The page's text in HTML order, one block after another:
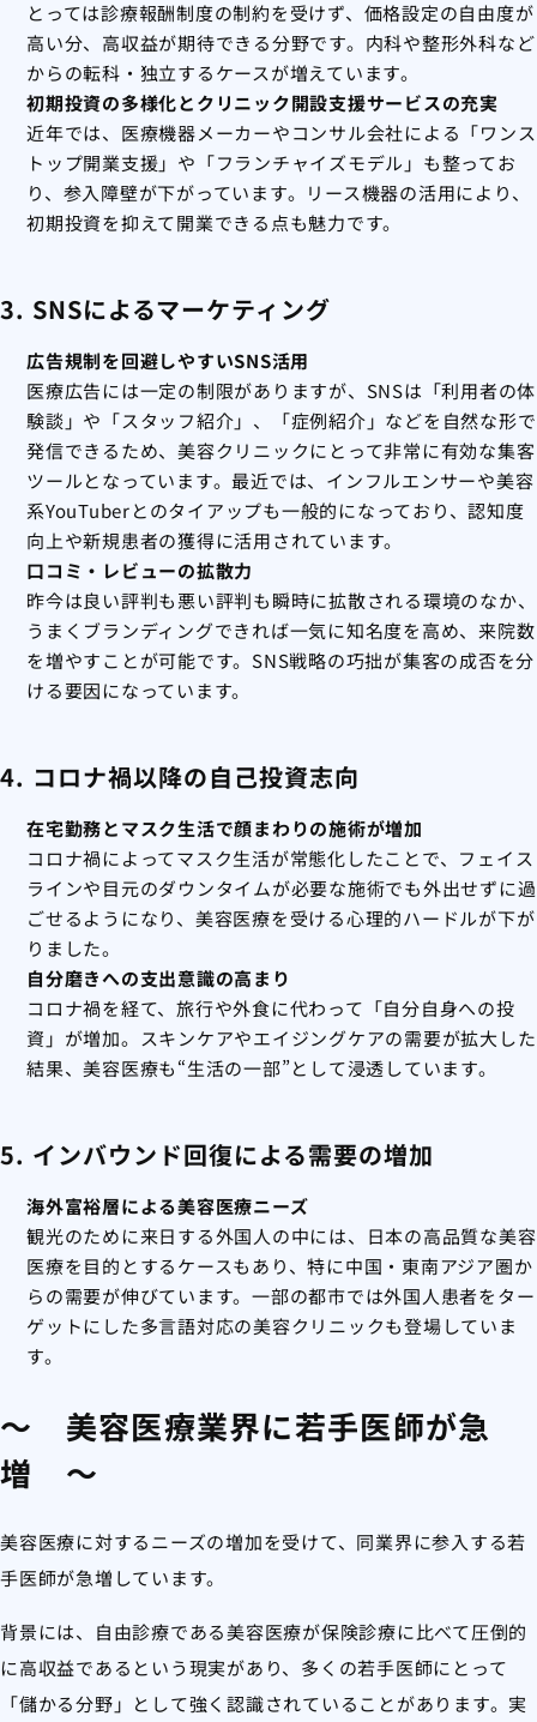
とっては診療報酬制度の制約を受けず、価格設定の自由度が
高い分、高収益が期待できる分野です。内科や整形外科など
からの転科・独立するケースが増えています。
初期投資の多様化とクリニック開設支援サービスの充実
近年では、医療機器メーカーやコンサル会社による「ワンス
トップ開業支援」や「フランチャイズモデル」も整ってお
り、参入障壁が下がっています。リース機器の活用により、
初期投資を抑えて開業できる点も魅力です。
3. SNSによるマーケティング
広告規制を回避しやすいSNS活用
医療広告には一定の制限がありますが、SNSは「利用者の体
験談」や「スタッフ紹介」、「症例紹介」などを自然な形で
発信できるため、美容クリニックにとって非常に有効な集客
ツールとなっています。最近では、インフルエンサーや美容
系YouTuberとのタイアップも一般的になっており、認知度
向上や新規患者の獲得に活用されています。
口コミ・レビューの拡散力
昨今は良い評判も悪い評判も瞬時に拡散される環境のなか、
うまくブランディングできれば一気に知名度を高め、来院数
を増やすことが可能です。SNS戦略の巧拙が集客の成否を分
ける要因になっています。
4. コロナ禍以降の自己投資志向
在宅勤務とマスク生活で顔まわりの施術が増加
コロナ禍によってマスク生活が常態化したことで、フェイス
ラインや目元のダウンタイムが必要な施術でも外出せずに過
ごせるようになり、美容医療を受ける心理的ハードルが下が
りました。
自分磨きへの支出意識の高まり
コロナ禍を経て、旅行や外食に代わって「自分自身への投
資」が増加。スキンケアやエイジングケアの需要が拡大した
結果、美容医療も“生活の一部”として浸透しています。
5. インバウンド回復による需要の増加
海外富裕層による美容医療ニーズ
観光のために来日する外国人の中には、日本の高品質な美容
医療を目的とするケースもあり、特に中国・東南アジア圏か
らの需要が伸びています。一部の都市では外国人患者をター
ゲットにした多言語対応の美容クリニックも登場していま
す。
～ 美容医療業界に若手医師が急
増 ～
美容医療に対するニーズの増加を受けて、同業界に参入する若
手医師が急増しています。
背景には、自由診療である美容医療が保険診療に比べて圧倒的
に高収益であるという現実があり、多くの若手医師にとって
「儲かる分野」として強く認識されていることがあります。実